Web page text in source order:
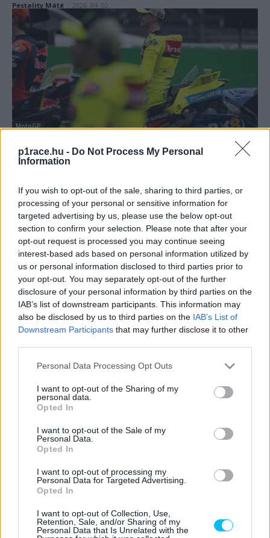
p1race.hu - Do Not Process My Personal
Information
If you wish to opt-out of the sale, sharing to third parties, or
processing of your personal or sensitive information for
targeted advertising by us, please use the below opt-out
section to confirm your selection. Please note that after your
opt-out request is processed you may continue seeing
interest-based ads based on personal information utilized by
us or personal information disclosed to third parties prior to
your opt-out. You may separately opt-out of the further
disclosure of your personal information by third parties on the
IAB’s list of downstream participants. This information may
also be disclosed by us to third parties on the IAB’s List of
Downstream Participants that may further disclose it to other
Please note that this website/app uses one or more Google
not limited to your visit or usage behaviour. You may click to
grant or deny consent to Google and its third-party tags to
use your data for below specified purposes in below Google
consent section.
Personal Data Processing Opt Outs
I want to opt-out of the Sharing of my
personal data.
Opted In
I want to opt-out of the Sale of my
Personal Data.
Opted In
I want to opt-out of processing my
Personal Data for Targeted Advertising.
Opted In
I want to opt-out of Collection, Use,
Retention, Sale, and/or Sharing of my
Personal Data that Is Unrelated with the
Pestality Máté 2026. 04. 02.
MotoGP
„Menjetek a p*csába” – így járatták április
bolondját a MotoGP versenyzőivel (videó)
Új festést kap a VR46 az USA Nagydíjra
(videó, képek)
Szántó Dávid - 2026. 03. 24.
MotoGP
A VR46 igazgatója elárulta, legalább az
Pestality Máté - 2026. 03. 17.